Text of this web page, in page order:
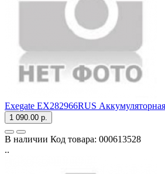
Exegate EX282966RUS
1 090.00 р.
В наличии Код товара: 000613528
..